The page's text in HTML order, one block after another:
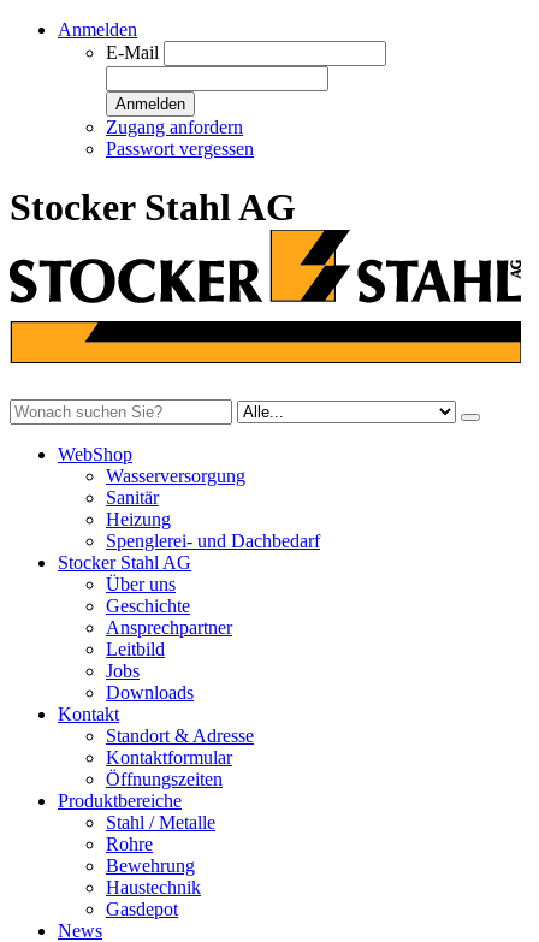
Anmelden
E-Mail
Anmelden
Zugang anfordern
Passwort vergessen
Stocker Stahl AG
WebShop
Wasserversorgung
Sanitär
Heizung
Spenglerei- und Dachbedarf
Stocker Stahl AG
Über uns
Geschichte
Ansprechpartner
Leitbild
Jobs
Downloads
Kontakt
Standort & Adresse
Kontaktformular
Öffnungszeiten
Produktbereiche
Stahl / Metalle
Rohre
Bewehrung
Haustechnik
Gasdepot
News